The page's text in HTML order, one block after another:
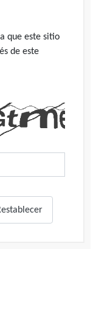
que este sitio
de este